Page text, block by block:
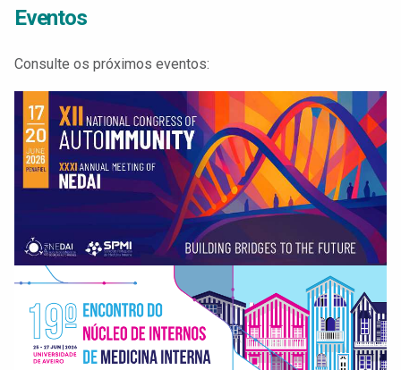
Eventos
Consulte os próximos eventos: